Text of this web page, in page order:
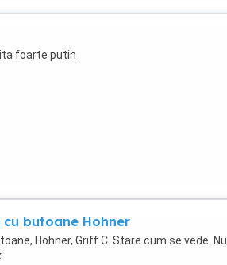
foarte putin
butoane Hohner
Hohner, Griff C. Stare cum se vede. Nu